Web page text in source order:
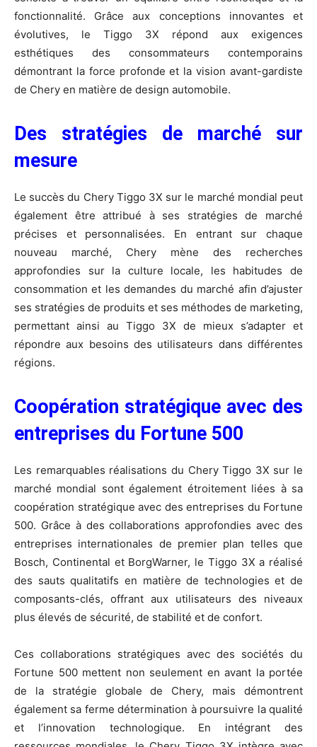
fonctionnalité. Grâce aux conceptions innovantes et
évolutives, le Tiggo 3X répond aux exigences
esthétiques des consommateurs contemporains
démontrant la force profonde et la vision avant-gardiste
de Chery en matière de design automobile.
Des stratégies de marché sur
mesure
Le succès du Chery Tiggo 3X sur le marché mondial peut
également être attribué à ses stratégies de marché
précises et personnalisées. En entrant sur chaque
nouveau marché, Chery mène des recherches
approfondies sur la culture locale, les habitudes de
consommation et les demandes du marché afin d’ajuster
ses stratégies de produits et ses méthodes de marketing,
permettant ainsi au Tiggo 3X de mieux s’adapter et
répondre aux besoins des utilisateurs dans différentes
régions.
Coopération stratégique avec des
entreprises du Fortune 500
Les remarquables réalisations du Chery Tiggo 3X sur le
marché mondial sont également étroitement liées à sa
coopération stratégique avec des entreprises du Fortune
500. Grâce à des collaborations approfondies avec des
entreprises internationales de premier plan telles que
Bosch, Continental et BorgWarner, le Tiggo 3X a réalisé
des sauts qualitatifs en matière de technologies et de
composants-clés, offrant aux utilisateurs des niveaux
plus élevés de sécurité, de stabilité et de confort.
Ces collaborations stratégiques avec des sociétés du
Fortune 500 mettent non seulement en avant la portée
de la stratégie globale de Chery, mais démontrent
également sa ferme détermination à poursuivre la qualité
et l’innovation technologique. En intégrant des